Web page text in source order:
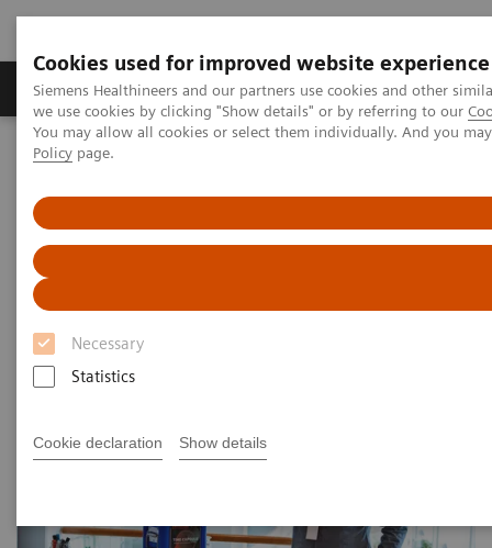
Cookies used for improved website experience
Siemens Healthineers and our partners use cookies and other
we use cookies by clicking "Show details" or by referring to our
You may allow all cookies or select them individually. And you
Policy page.
Necessary
Statistics
Cookie declaration Show details
Productos y servicios Especialidades Clínicas
Siemens Healthineers Latinoamérica
MI World Summit 2026 Moments
Image 62
Image 62